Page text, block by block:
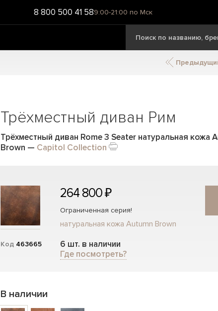
8 800 500 41 589:00-21:00 по Мск
Трёхместный диван Рим
Трёхместный диван Rome 3 Seater натуральная кожа
Brown — Capitol Collection
Код 463665
264 800 ₽
Ограниченная серия!
натуральная кожа Autumn Brown
6 шт. в наличии
Где посмотреть?
В наличии